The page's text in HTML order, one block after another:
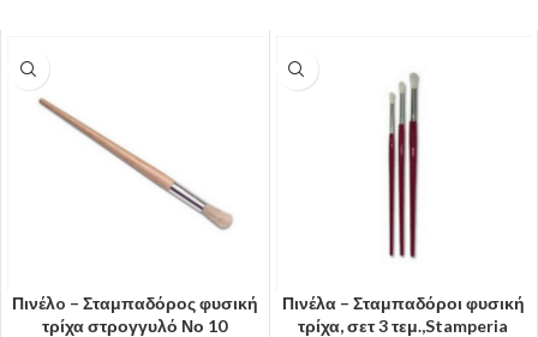
Πινέλo – Σταμπαδόρος φυσική
τρίχα στρογγυλό Νο 10
Πινέλα – Σταμπαδόροι φυσική
τρίχα, σετ 3 τεμ.,Stamperia